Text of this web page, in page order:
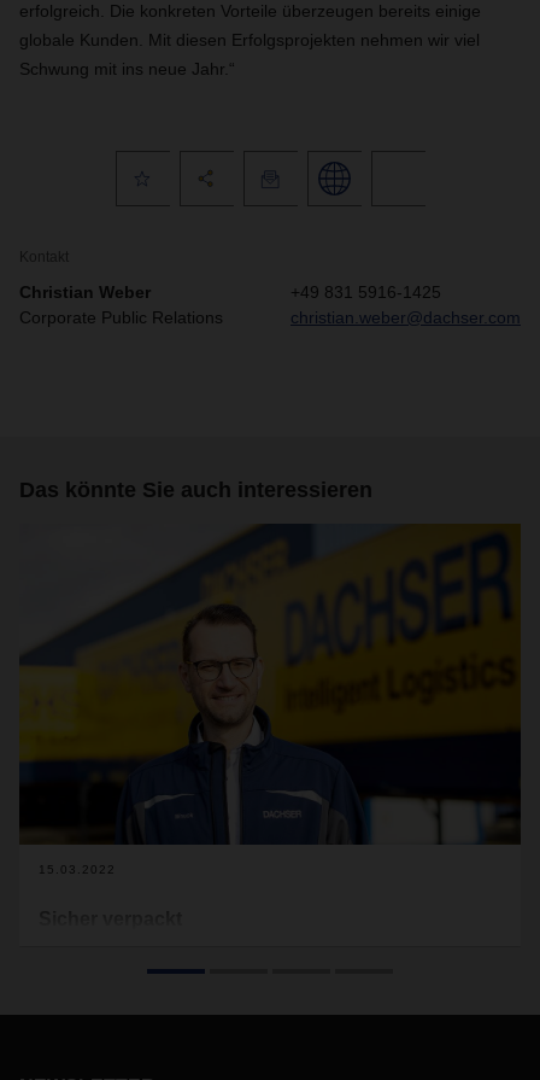
erfolgreich. Die konkreten Vorteile überzeugen bereits einige
globale Kunden. Mit diesen Erfolgsprojekten nehmen wir viel
Schwung mit ins neue Jahr.“
Kontakt
Christian Weber
Corporate Public Relations
+49 831 5916-1425
christian.weber@dachser.com
Das könnte Sie auch interessieren
15.03.2022